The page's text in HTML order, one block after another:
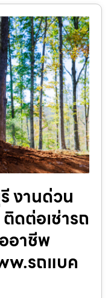
งานด่วน
ดต่อเช่ารถ
อาชีพ
รถแบค